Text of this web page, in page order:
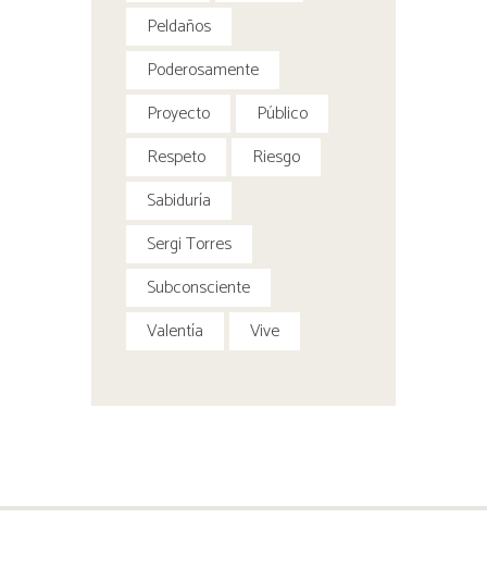
Peldaños
Poderosamente
Proyecto
Público
Respeto
Riesgo
Sabiduría
Sergi Torres
Subconsciente
Valentía
Vive